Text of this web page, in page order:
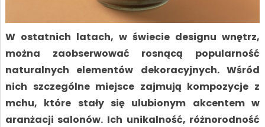
W ostatnich latach, w świecie designu wnętrz,
można zaobserwować rosnącą popularność
naturalnych elementów dekoracyjnych. Wśród
nich szczególne miejsce zajmują kompozycje z
mchu, które stały się ulubionym akcentem w
aranżacji salonów. Ich unikalność, różnorodność